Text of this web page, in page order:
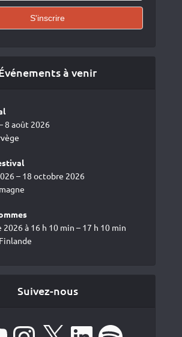
à venir
8 août 2026
– 18 octobre 2026
2026 à 16 h 10 min – 17 h 10 min
Suivez-nous
Instagram LinkedIn Spotify